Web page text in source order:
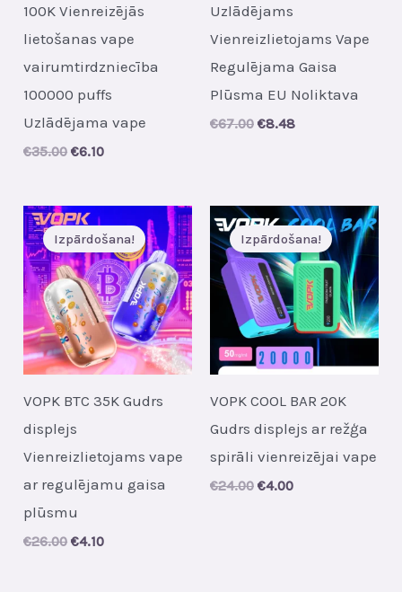
100K Vienreizējās
lietošanas vape
vairumtirdzniecība
100000 puffs
Uzlādējama vape
€35.00 Original
€35.00.
€6.10Current
€6.10.
Uzlādējams
Vienreizlietojams Vape
Regulējama Gaisa
Plūsma EU Noliktava
€67.00 Original
€8.48Current
Izpārdošana!
VOPK BTC 35K Gudrs
displejs
Vienreizlietojams vape
ar regulējamu gaisa
plūsmu
€26.00 Original
€4.10Current
Izpārdošana!
VOPK COOL BAR 20K
Gudrs displejs ar režģa
spirāli vienreizējai vape
€24.00 Original
€4.00Current